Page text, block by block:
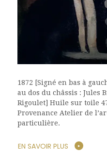
1872 [Signé en bas à
au dos du châssis : Jules
Rigoulet] Huile sur toile
Provenance Atelier de
particulière.
EN SAVOIR PLUS